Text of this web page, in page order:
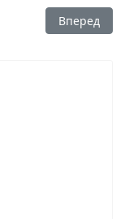
русскимиВперед